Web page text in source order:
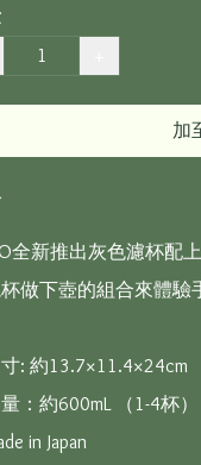
加
全新推出灰色濾杯配
做下壺的組合來體驗
: 約13.7×11.4×24cm
：約600mL （1-4杯）
in Japan